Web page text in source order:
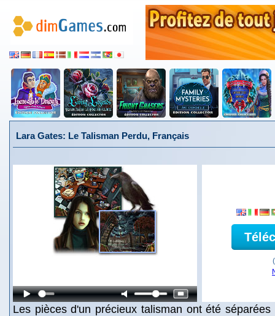
Lara Gates: Le Talisman Perdu, Français
Les pièces d'un précieux talisman ont été